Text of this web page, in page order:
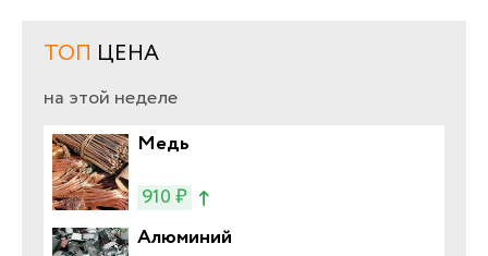
ТОП ЦЕНА
на этой неделе
Медь
910 ₽
Алюминий